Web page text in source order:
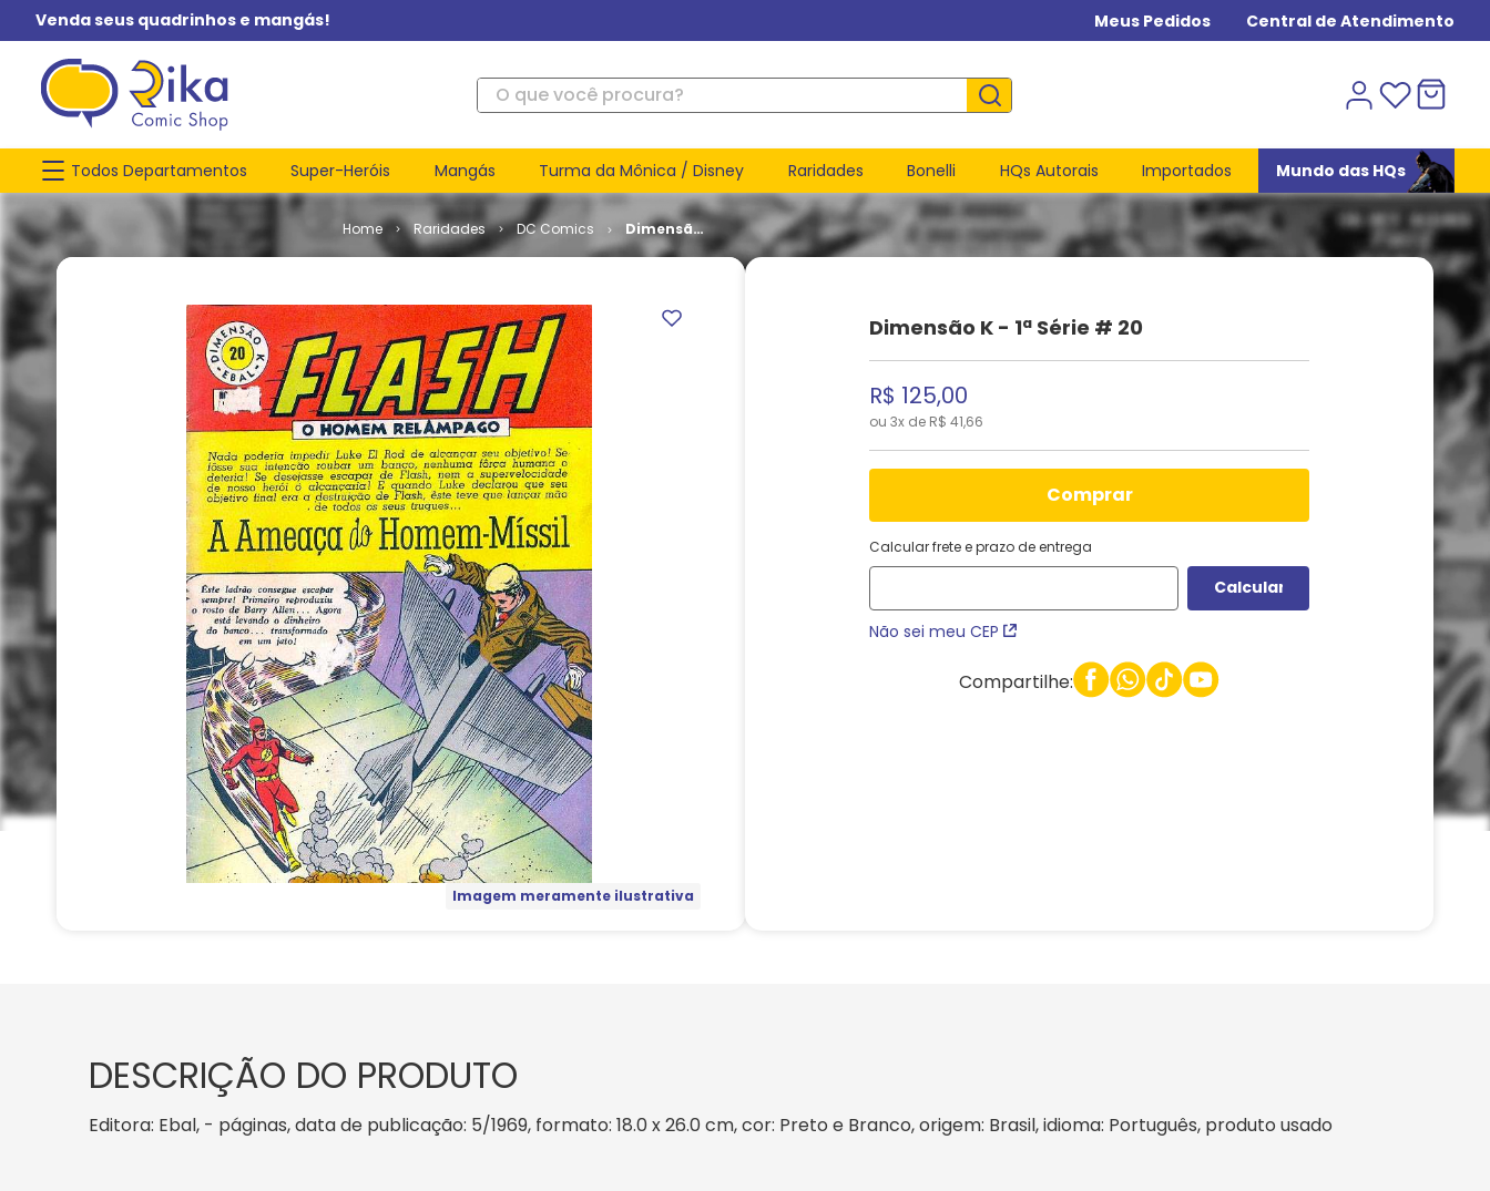
Venda seus quadrinhos e mangás! Meus Pedidos Central de Atendimento
O que você procura?
Todos Departamentos Super-Heróis Mangás Turma da Mônica / Disney Raridades Bonelli HQs Autorais Importados Mundo das HQs
Raridades DC Comics
Dimensão
K - 1ª série
Imagem meramente ilustrativa
Dimensão K - 1ª Série # 20
R$ 125,00
ou 3x de R$ 41,66
comprar
Calcular frete e prazo de entrega
Não sei meu CEP
Compartilhe:
DESCRIÇÃO DO PRODUTO
Editora: Ebal, - páginas, data de publicação: 5/1969, formato: 18.0 x 26.0 cm, cor: Preto e Branco, origem: Brasil, idioma: Português, produto usado